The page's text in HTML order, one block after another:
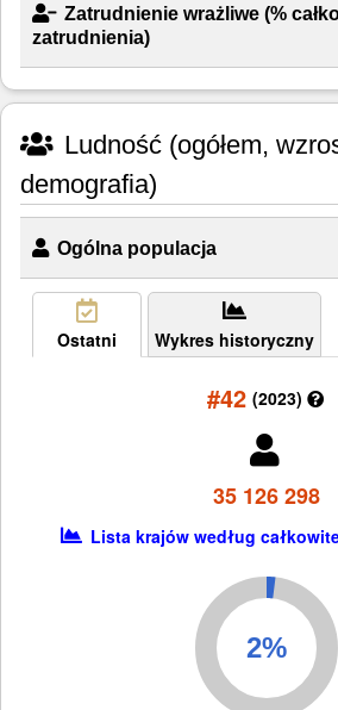
Zatrudnienie wrażliwe (%
zatrudnienia)
Ludność (ogółem,
demografia)
Ogólna populacja
Ostatni Wykres historyczny
#42 (2023)
35 126 298
Lista krajów według